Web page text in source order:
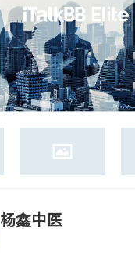
非盈利组织
杨鑫中医